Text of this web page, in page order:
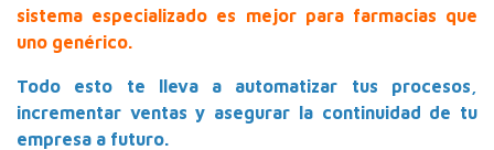
sistema especializado es mejor para farmacias que
uno genérico.
Todo esto te lleva a automatizar tus procesos,
incrementar ventas y asegurar la continuidad de tu
empresa a futuro.